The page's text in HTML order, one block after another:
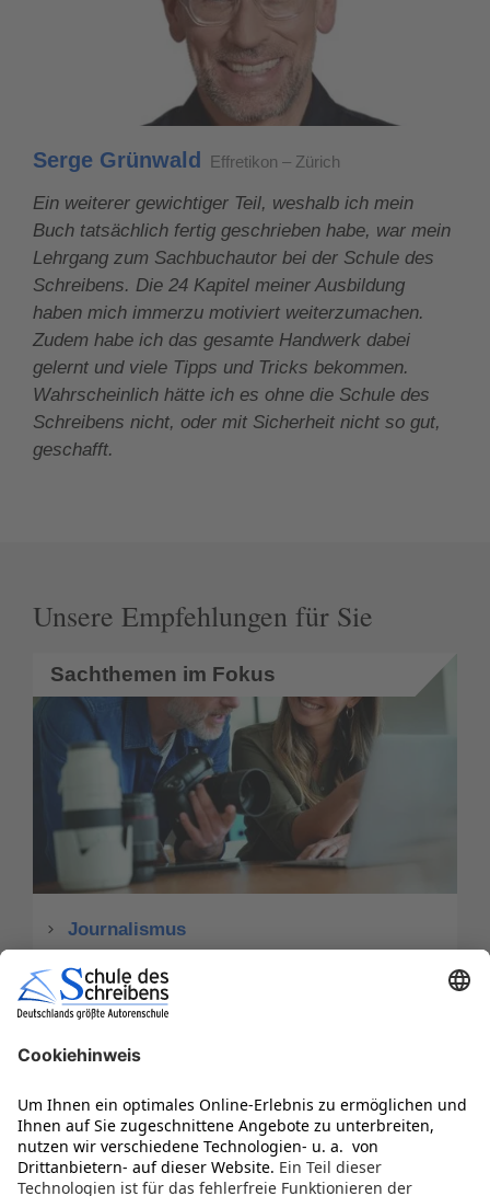
Serge Grünwald Effretikon – Zürich
Ein weiterer gewichtiger Teil, weshalb ich mein
Buch tatsächlich fertig geschrieben habe, war mein
Lehrgang zum Sachbuchautor bei der Schule des
Schreibens. Die 24 Kapitel meiner Ausbildung
haben mich immerzu motiviert weiterzumachen.
Zudem habe ich das gesamte Handwerk dabei
gelernt und viele Tipps und Tricks bekommen.
Wahrscheinlich hätte ich es ohne die Schule des
Schreibens nicht, oder mit Sicherheit nicht so gut,
geschafft.
Unsere Empfehlungen für Sie
Sachthemen im Fokus
Journalismus
Service
Infos kostenlos anfordern